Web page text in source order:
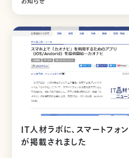
IT人材ラボに、スマートフォ
が掲載されました